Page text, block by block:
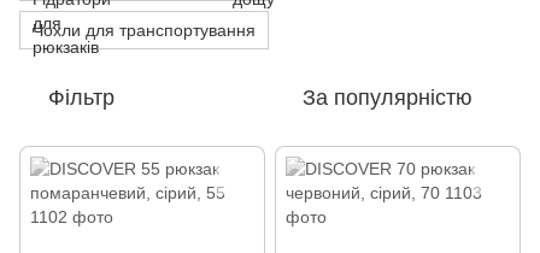
Чохли для транспортування
Фільтр За популярністю